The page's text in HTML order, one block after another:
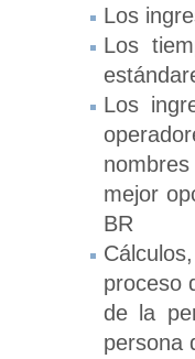
Los
Los
Los
mejor
BR
proceso
de la
persona